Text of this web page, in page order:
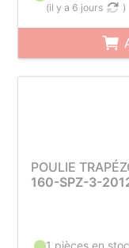
(il y a 6 jours )
POULIE
160-SPZ-3-
1 pièces en